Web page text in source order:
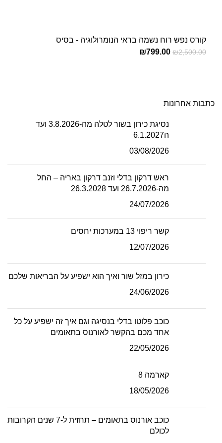
קורס נפש רוח נשמה בראי הנומרולוגיה - בסיס
₪2,500.00
₪799.00
כתבות אחרונות
נסיגת כירון בשור לטלה מה-3.8.2026 ועד
ה6.1.2027
03/08/2026
ראש דרקון בדלי וזנב דרקון באריה – החל
מה-26.7.2026 ועד 26.3.2028
24/07/2026
קשר ריפוי 13 במערכות יחסים
12/07/2026
כירון במזל שור ואיך הוא ישפיע על הבריאות שלכם
24/06/2026
כוכב פלוטו בדלי בנסיגה וגם איך זה ישפיע על כל
אחד מכם בהקשר לאורנוס בתאומים
22/05/2026
קארמה 8
18/05/2026
כוכב אורנוס בתאומים – תחזית ל-7 שנים הקרובות
לכולם